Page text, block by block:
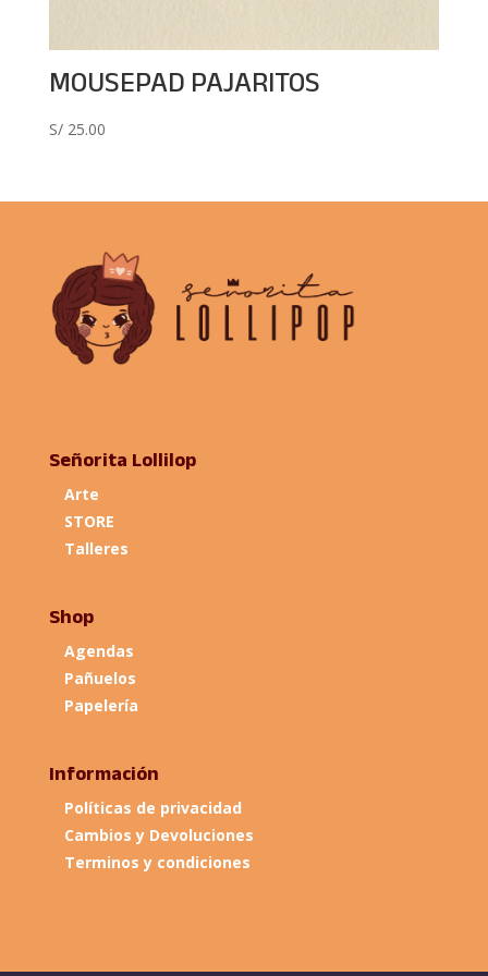
MOUSEPAD PAJARITOS
S/25.00
Señorita Lollilop
Arte
STORE
Talleres
Shop
Agendas
Pañuelos
Papelería
Información
Políticas de privacidad
Cambios y Devoluciones
Terminos y condiciones